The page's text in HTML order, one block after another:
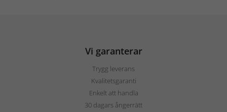
Vi garanterar
Trygg leverans
Kvalitetsgaranti
Enkelt att handla
30 dagars ångerrätt